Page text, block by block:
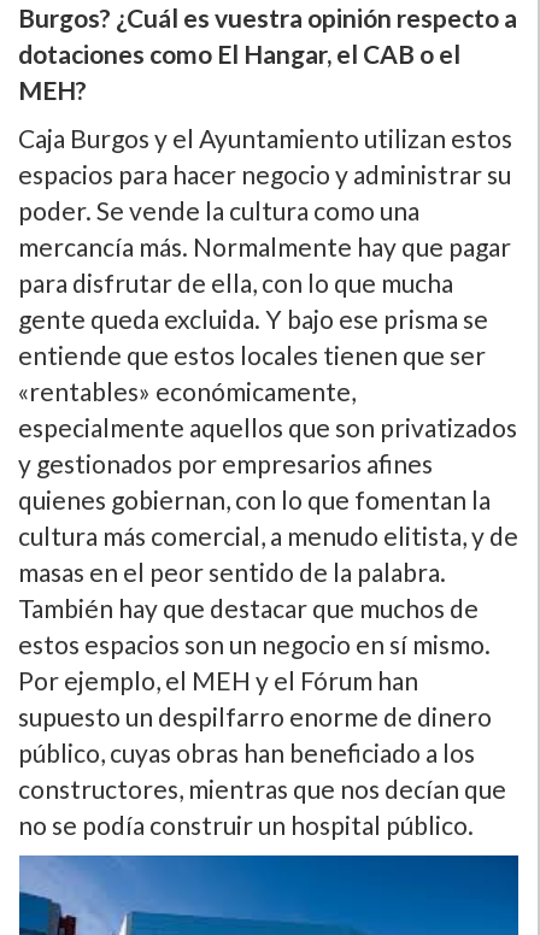
Burgos? ¿Cuál es vuestra opinión respecto a
dotaciones como El Hangar, el CAB o el
MEH?
Caja Burgos y el Ayuntamiento utilizan estos
espacios para hacer negocio y administrar su
poder. Se vende la cultura como una
mercancí­a más. Normalmente hay que pagar
para disfrutar de ella, con lo que mucha
gente queda excluida. Y bajo ese prisma se
entiende que estos locales tienen que ser
«rentables» económicamente,
especialmente aquellos que son privatizados
y gestionados por empresarios afines
quienes gobiernan, con lo que fomentan la
cultura más comercial, a menudo elitista, y de
masas en el peor sentido de la palabra.
También hay que destacar que muchos de
estos espacios son un negocio en sí­ mismo.
Por ejemplo, el MEH y el Fórum han
supuesto un despilfarro enorme de dinero
público, cuyas obras han beneficiado a los
constructores, mientras que nos decí­an que
no se podí­a construir un hospital público.